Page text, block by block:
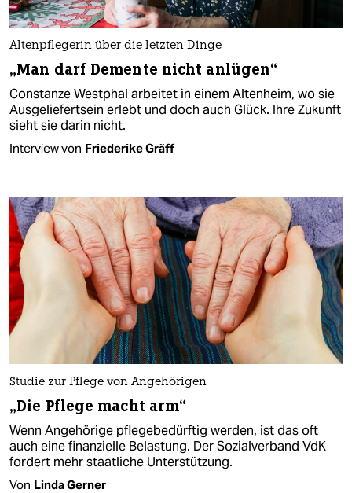
Altenpflegerin über die letzten Dinge
„Man darf Demente nicht anlügen“
Constanze Westphal arbeitet in einem Altenheim, wo sie
Ausgeliefertsein erlebt und doch auch Glück. Ihre Zukunft
sieht sie darin nicht.
Interview von Friederike Gräff
Studie zur Pflege von Angehörigen
„Die Pflege macht arm“
Wenn Angehörige pflegebedürftig werden, ist das oft
auch eine finanzielle Belastung. Der Sozialverband VdK
fordert mehr staatliche Unterstützung.
Von Linda Gerner